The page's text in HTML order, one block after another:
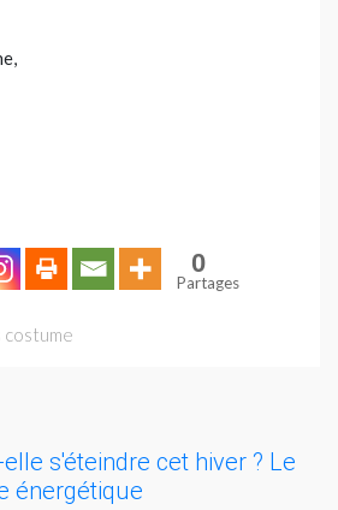
0
Partages
costume
s'éteindre cet hiver ? Le
énergétique